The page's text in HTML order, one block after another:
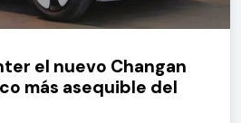
el nuevo Changan
más asequible del